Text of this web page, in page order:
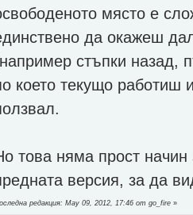
място е
да окажеш
стъпки назад,
което текущо работиш
това няма прост
версия, за да
редакция: May 09, 2012, 17:46 от go_fire »